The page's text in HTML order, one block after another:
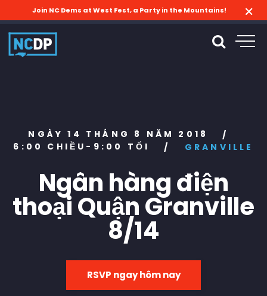
Join NC Dems at West Fest, a Party in the Mountains!
NGÀY 14 THÁNG 8 NĂM 2018
/
6:00 CHIỀU-9:00 TỐI
/ GRANVILLE
Ngân hàng điện
thoại Quận Granville
8/14
RSVP ngay hôm nay